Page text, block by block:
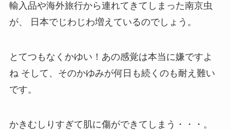
輸入品や海外旅行から連れてきてしまった南京虫
が、
日本でじわじわ増えているのでしょう。
とてつもなくかゆい！あの感覚は本当に嫌ですよ
ね そして、そのかゆみが何日も続くのも耐え難い
です。
かきむしりすぎて肌に傷ができてしまう・・・。